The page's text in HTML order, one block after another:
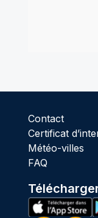
Contact
Certificat
Météo-villes
FAQ